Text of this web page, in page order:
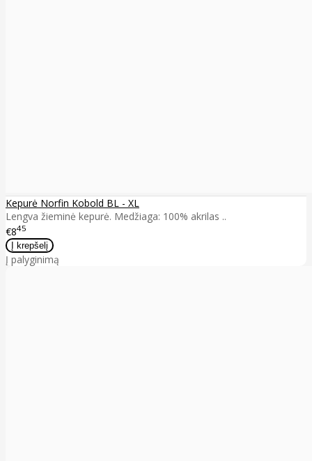
Kepurė Norfin Kobold BL - XL
Lengva žieminė kepurė. Medžiaga: 100% akrilas ..
€845
Į palyginimą